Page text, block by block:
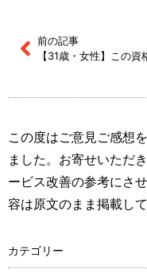
前の記事
この度はご意見ご感想
ました。お寄せいただ
ービス改善の参考にさ
容は原文のまま掲載して
カテゴリー